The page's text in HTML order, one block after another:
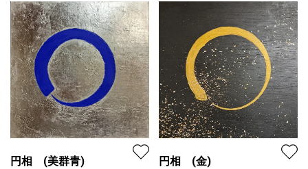
円相 (美群青) 円相 (金)